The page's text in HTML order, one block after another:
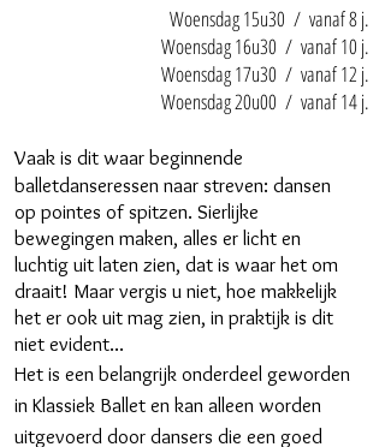
Woensdag 15u30 / vanaf 8 j.
Woensdag 16u30 / vanaf 10 j.
Woensdag 17u30 / vanaf 12 j.
Woensdag 20u00 / vanaf 14 j.
Vaak is dit waar beginnende
balletdanseressen naar streven: dansen
op pointes of spitzen. Sierlijke
bewegingen maken, alles er licht en
luchtig uit laten zien, dat is waar het om
draait! Maar vergis u niet, hoe makkelijk
het er ook uit mag zien, in praktijk is dit
niet evident...
Het is een belangrijk onderdeel geworden
in Klassiek Ballet en kan alleen worden
uitgevoerd door dansers die een goed